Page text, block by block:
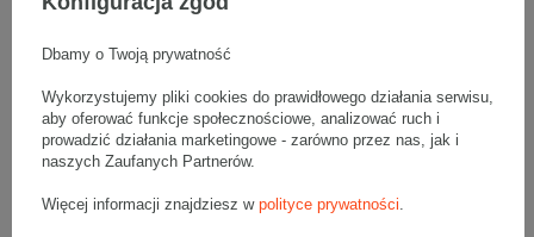
Gramatura
Jasnobrązowy (szary)
Wytrzymałość
3-warstwowa
Dbamy o Twoją prywatność
Wykorzystujemy pliki cookies do prawidłowego działania serwisu,
aby oferować funkcje społecznościowe, analizować ruch i
prowadzić działania marketingowe - zarówno przez nas, jak i
naszych Zaufanych Partnerów.
Więcej informacji znajdziesz w polityce prywatności.